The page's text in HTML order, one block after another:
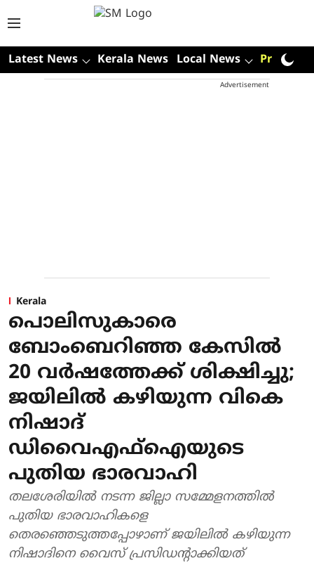
Latest News Kerala News Local News Premium
Advertisement
Kerala
പൊലിസുകാരെ
ബോംബെറിഞ്ഞ കേസില്‍
20 വര്‍ഷത്തേക്ക് ശിക്ഷിച്ചു;
ജയിലില്‍ കഴിയുന്ന വികെ
നിഷാദ്
ഡിവൈഎഫ്‌ഐയുടെ
പുതിയ ഭാരവാഹി
തലശേരിയില്‍ നടന്ന ജില്ലാ സമ്മേളനത്തില്‍
പുതിയ ഭാരവാഹികളെ
തെരഞ്ഞെടുത്തപ്പോഴാണ് ജയിലില്‍ കഴിയുന്ന
നിഷാദിനെ വൈസ് പ്രസിഡന്റാക്കിയത്